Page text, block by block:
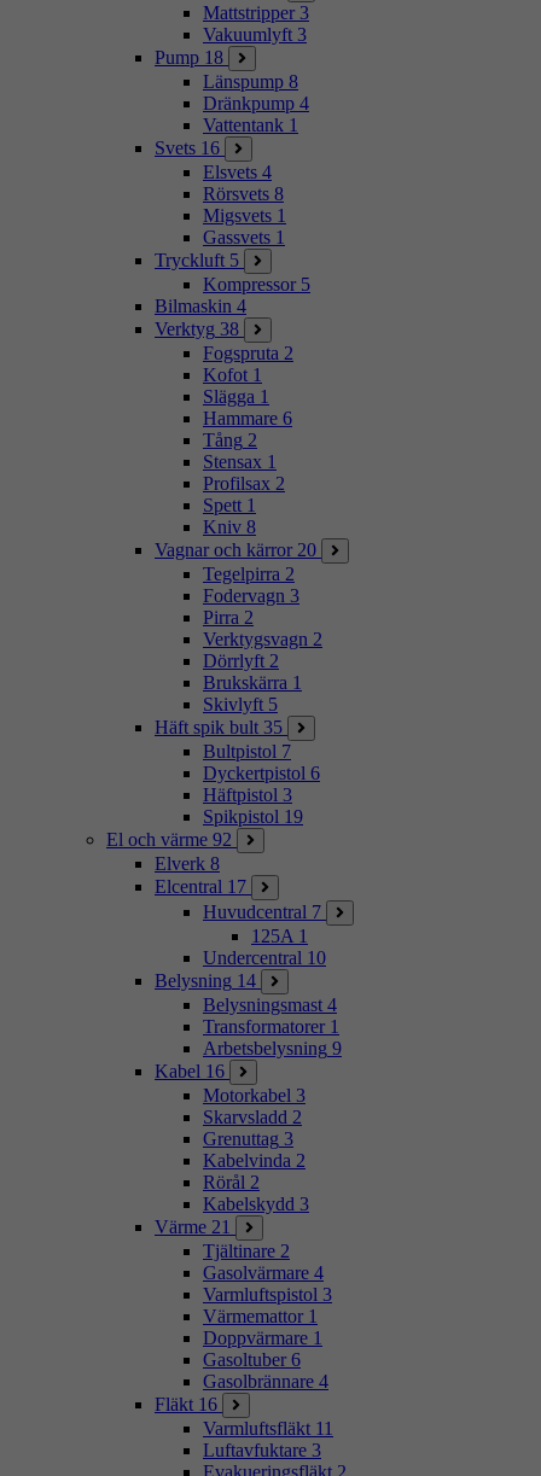
Mattstripper 3
Vakuumlyft 3
Pump 18
Länspump 8
Dränkpump 4
Vattentank 1
Svets 16
Elsvets 4
Rörsvets 8
Migsvets 1
Gassvets 1
Tryckluft 5
Kompressor 5
Bilmaskin 4
Verktyg 38
Fogspruta 2
Kofot 1
Slägga 1
Hammare 6
Tång 2
Stensax 1
Profilsax 2
Spett 1
Kniv 8
Vagnar och kärror 20
Tegelpirra 2
Fodervagn 3
Pirra 2
Verktygsvagn 2
Dörrlyft 2
Brukskärra 1
Skivlyft 5
Häft spik bult 35
Bultpistol 7
Dyckertpistol 6
Häftpistol 3
Spikpistol 19
El och värme 92
Elverk 8
Elcentral 17
Huvudcentral 7
125A 1
Undercentral 10
Belysning 14
Belysningsmast 4
Transformatorer 1
Arbetsbelysning 9
Kabel 16
Motorkabel 3
Skarvsladd 2
Grenuttag 3
Kabelvinda 2
Rörål 2
Kabelskydd 3
Värme 21
Tjältinare 2
Gasolvärmare 4
Varmluftspistol 3
Värmemattor 1
Doppvärmare 1
Gasoltuber 6
Gasolbrännare 4
Fläkt 16
Varmluftsfläkt 11
Luftavfuktare 3
Evakueringsfläkt 2